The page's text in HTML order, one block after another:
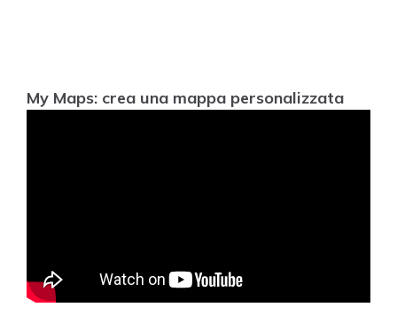
My Maps: crea una mappa personalizzata